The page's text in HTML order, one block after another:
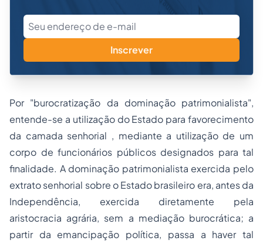
Inscrever
Por "burocratização da dominação patrimonialista",
entende-se a utilização do Estado para favorecimento
da camada senhorial , mediante a utilização de um
corpo de funcionários públicos designados para tal
finalidade. A dominação patrimonialista exercida pelo
extrato senhorial sobre o Estado brasileiro era, antes da
Independência, exercida diretamente pela
aristocracia agrária, sem a mediaçãoburocrática; a
partir da emancipação política, passa a haver tal